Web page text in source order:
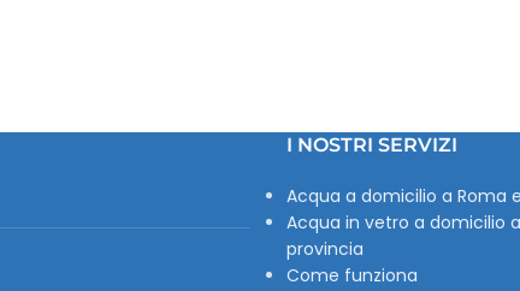
I NOSTRI SERVIZI
Acqua a domicilio a Roma
Acqua in vetro a domicilio
provincia
Come funziona